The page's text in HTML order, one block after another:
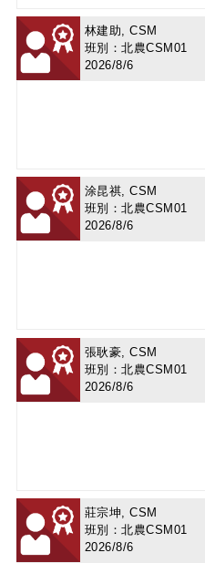
林建助, CSM
班別：北農CSM01
2026/8/6
涂昆祺, CSM
班別：北農CSM01
2026/8/6
張耿豪, CSM
班別：北農CSM01
2026/8/6
莊宗坤, CSM
班別：北農CSM01
2026/8/6